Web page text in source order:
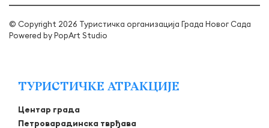
© Copyright 2026 Туристичка организација Града Новог Сада
Powered byPopArt Studio
ТУРИСТИЧКЕ АТРАКЦИЈЕ
Центар града
Петроварадинска тврђава